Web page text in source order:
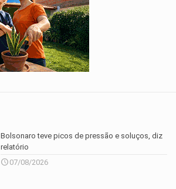
Bolsonaro teve picos de pressão e soluços, diz
relatório
07/08/2026